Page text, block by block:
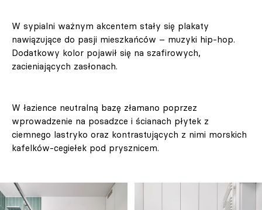
W sypialni ważnym akcentem stały się plakaty
nawiązujące do pasji mieszkańców – muzyki hip-hop.
Dodatkowy kolor pojawił się na szafirowych,
zacieniających zasłonach.
W łazience neutralną bazę złamano poprzez
wprowadzenie na posadzce i ścianach płytek z
ciemnego lastryko oraz kontrastujących z nimi morskich
kafelków-cegiełek pod prysznicem.